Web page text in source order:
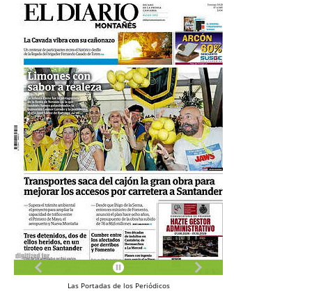
Las Portadas de los Periódicos